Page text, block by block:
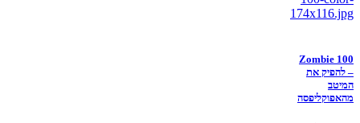
Zombie 100
– להפיק את
המיטב
מהאפוקליפסה